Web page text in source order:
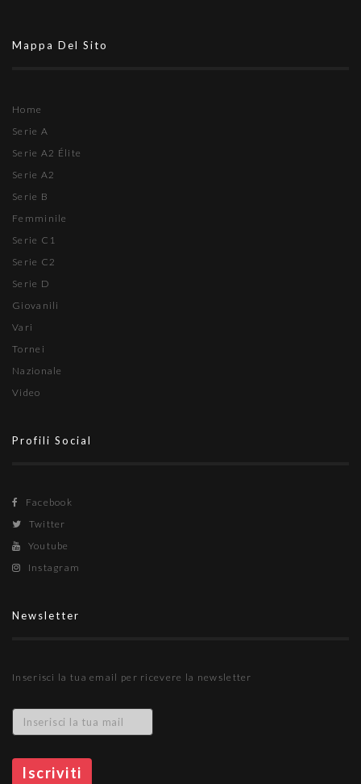
Mappa Del Sito
Home
Serie A
Serie A2 Élite
Serie A2
Serie B
Femminile
Serie C1
Serie C2
Serie D
Giovanili
Vari
Tornei
Nazionale
Video
Profili Social
Facebook
Twitter
Youtube
Instagram
Newsletter
Inserisci la tua email per ricevere la newsletter